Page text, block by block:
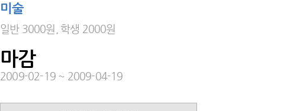
미술
일반 3000원, 학생 2000원
마감
2009-02-19 ~ 2009-04-19